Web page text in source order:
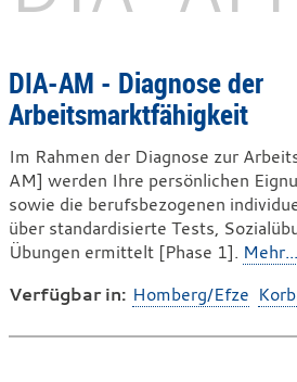
DIA-AM - Diagnose der
Arbeitsmarktfähigkeit
Im Rahmen der Diagnose zur
AM] werden Ihre persönlichen
sowie die berufsbezogenen
über standardisierte Tests,
Übungen ermittelt [Phase 1]. Mehr...
Verfügbar in: Homberg/Efze